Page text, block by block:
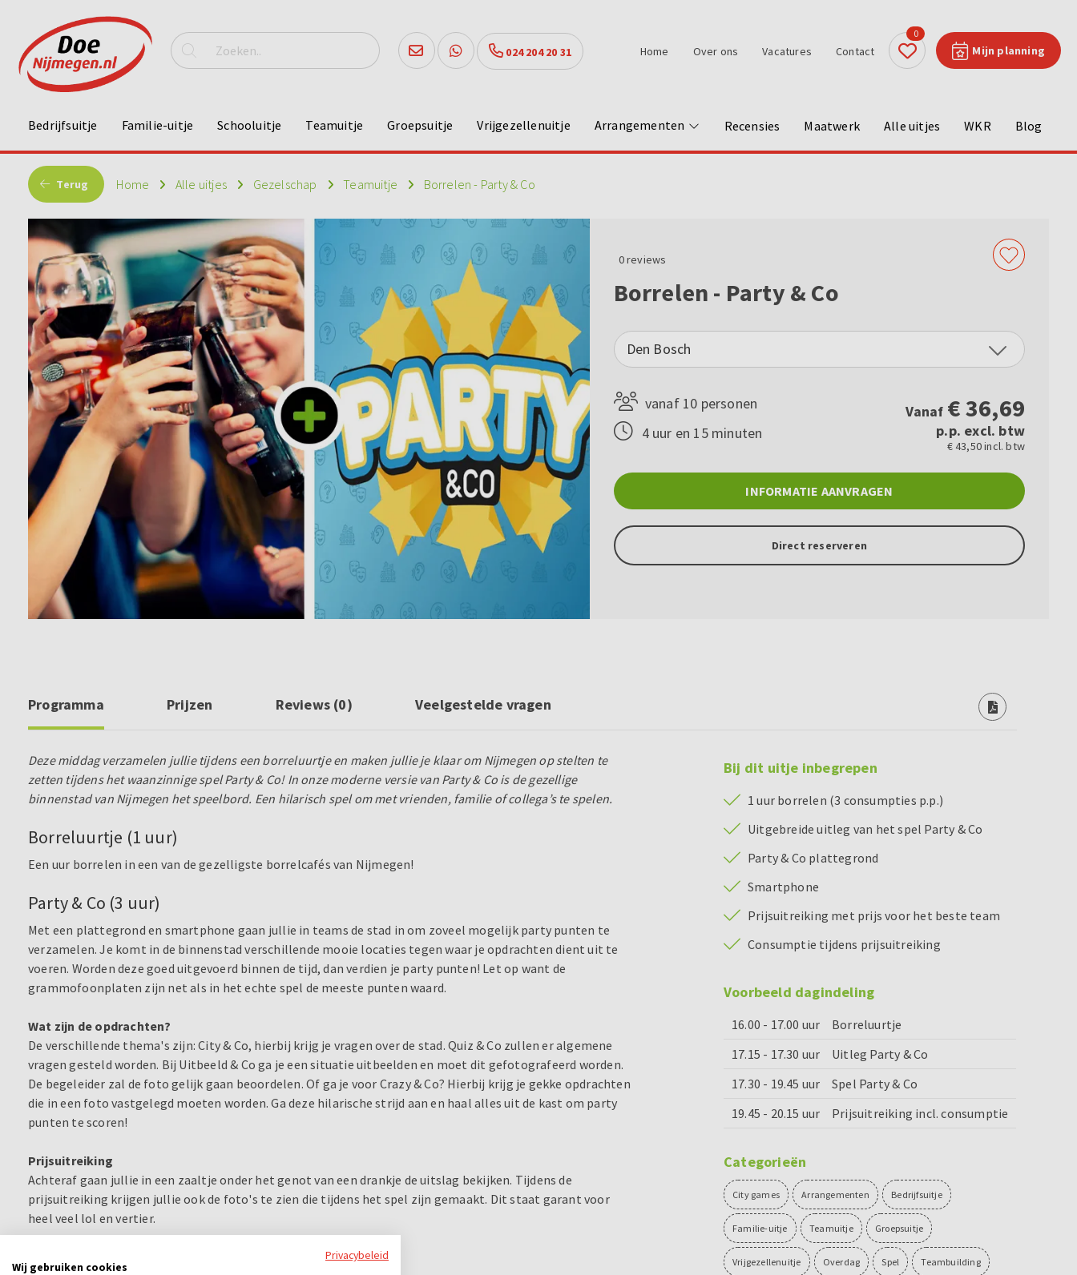
024 204 20 31 Mijn planning
0
Home Over ons Vacatures Contact
Bedrijfsuitje Familie-uitje Schooluitje Teamuitje Groepsuitje Vrijgezellenuitje Arrangementen Recensies Maatwerk Alle uitjes WKR Blog
Terug Home Alle uitjes Gezelschap Teamuitje Borrelen - Party & Co
0reviews
Borrelen - Party & Co
Den Bosch
vanaf 10 personen
4 uur en 15 minuten
Vanaf €36,69
p.p. excl. btw
€ 43,50 incl. btw
INFORMATIE AANVRAGEN
Direct reserveren
Programma Prijzen Reviews (0) Veelgestelde vragen
Deze middag verzamelen jullie tijdens een borreluurtje en maken jullie je klaar om Nijmegen op stelten te
zetten tijdens het waanzinnige spel Party & Co! In onze moderne versie van Party & Co is de gezellige
binnenstad van Nijmegen het speelbord. Een hilarisch spel om met vrienden, familie of collega’s te spelen.
Borreluurtje (1 uur)
Een uur borrelen in een van de gezelligste borrelcafés van Nijmegen!
Party & Co (3 uur)
Met een plattegrond en smartphone gaan jullie in teams de stad in om zoveel mogelijk party punten te
verzamelen. Je komt in de binnenstad verschillende mooie locaties tegen waar je opdrachten dient uit te
voeren. Worden deze goed uitgevoerd binnen de tijd, dan verdien je party punten! Let op want de
grammofoonplaten zijn net als in het echte spel de meeste punten waard.
Wat zijn de opdrachten?
De verschillende thema's zijn: City & Co, hierbij krijg je vragen over de stad. Quiz & Co zullen er algemene
vragen gesteld worden. Bij Uitbeeld & Co ga je een situatie uitbeelden en moet dit gefotografeerd worden.
De begeleider zal de foto gelijk gaan beoordelen. Of ga je voor Crazy & Co? Hierbij krijg je gekke opdrachten
die in een foto vastgelegd moeten worden. Ga deze hilarische strijd aan en haal alles uit de kast om party
punten te scoren!
Prijsuitreiking
Achteraf gaan jullie in een zaaltje onder het genot van een drankje de uitslag bekijken. Tijdens de
prijsuitreiking krijgen jullie ook de foto's te zien die tijdens het spel zijn gemaakt. Dit staat garant voor
heel veel lol en vertier.
Bij dit uitje inbegrepen
1 uur borrelen (3 consumpties p.p.)
Uitgebreide uitleg van het spel Party & Co
Party & Co plattegrond
Smartphone
Prijsuitreiking met prijs voor het beste team
Consumptie tijdens prijsuitreiking
Voorbeeld dagindeling
16.00 - 17.00 uur
Borreluurtje
17.15 - 17.30 uur
Uitleg Party & Co
17.30 - 19.45 uur
Spel Party & Co
19.45 - 20.15 uur
Prijsuitreiking incl. consumptie
Categorieën
City games Arrangementen Bedrijfsuitje
Familie-uitje Teamuitje Groepsuitje
Vrijgezellenuitje Overdag Spel Teambuilding
Privacybeleid
Wij gebruiken cookies